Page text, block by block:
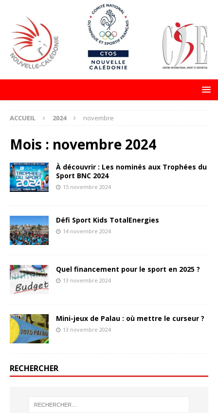
ACCUEIL 2024 novembre
Mois : novembre 2024
À découvrir : Les nominés aux Trophées du
Sport BNC 2024
15 novembre 2024
Défi Sport Kids TotalEnergies
14 novembre 2024
Quel financement pour le sport en 2025 ?
13 novembre 2024
Mini-jeux de Palau : où mettre le curseur ?
13 novembre 2024
RECHERCHER